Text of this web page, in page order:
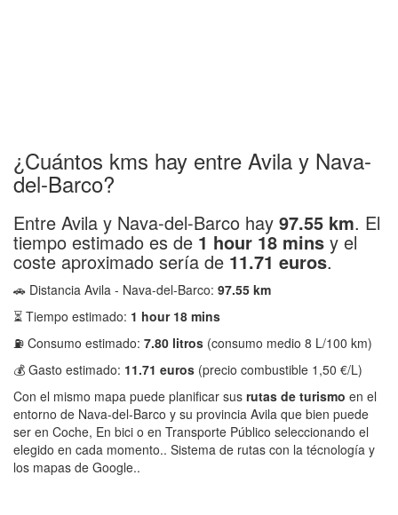
¿Cuántos kms hay entre Avila y Nava-
del-Barco?
Entre Avila y Nava-del-Barco hay 97.55 km. El
tiempo estimado es de 1 hour 18 mins y el
coste aproximado sería de 11.71 euros.
🚗 Distancia Avila - Nava-del-Barco: 97.55 km
⏳ Tiempo estimado: 1 hour 18 mins
⛽ Consumo estimado: 7.80 litros (consumo medio 8 L/100 km)
💰 Gasto estimado: 11.71 euros (precio combustible 1,50 €/L)
Con el mismo mapa puede planificar sus rutas de turismo en el
entorno de Nava-del-Barco y su provincia Avila que bien puede
ser en Coche, En bici o en Transporte Público seleccionando el
elegido en cada momento.. Sistema de rutas con la técnología y
los mapas de Google..